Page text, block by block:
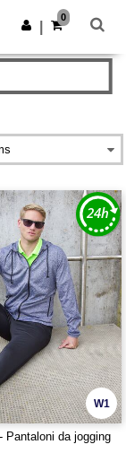
Scarica app
0
W1
Pantaloni da jogging